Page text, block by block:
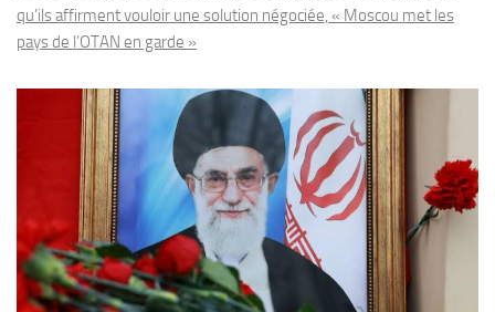
qu’ils affirment vouloir une solution négociée, « Moscou met les
pays de l’OTAN en garde »